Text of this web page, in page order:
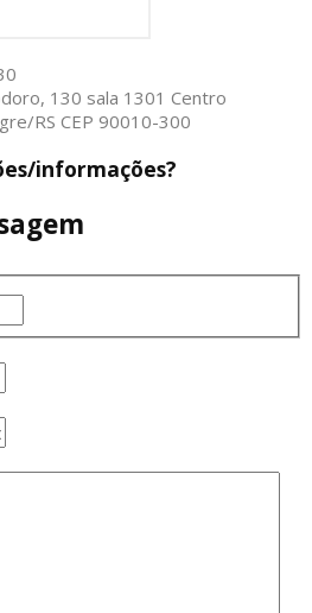
130 sala 1301 Centro
RS CEP 90010-300
informações?